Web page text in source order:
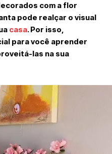
com a flor
pode realçar o visual
casa. Por isso,
para você aprender
las na sua